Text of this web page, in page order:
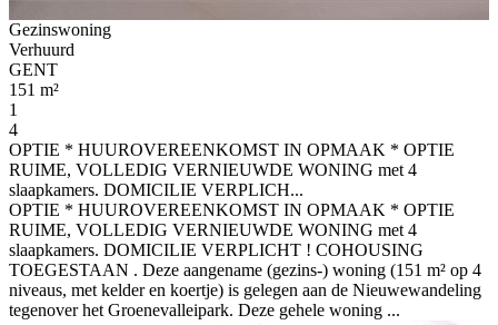
Gezinswoning
Verhuurd
GENT
151 m²
1
4
OPTIE * HUUROVEREENKOMST IN OPMAAK * OPTIE
RUIME, VOLLEDIG VERNIEUWDE WONING met 4
slaapkamers. DOMICILIE VERPLICH...
OPTIE * HUUROVEREENKOMST IN OPMAAK * OPTIE
RUIME, VOLLEDIG VERNIEUWDE WONING met 4
slaapkamers. DOMICILIE VERPLICHT ! COHOUSING
TOEGESTAAN . Deze aangename (gezins-) woning (151 m² op 4
niveaus, met kelder en koertje) is gelegen aan de Nieuwewandeling
tegenover het Groenevalleipark. Deze gehele woning ...